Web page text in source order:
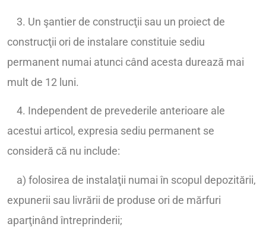
3. Un şantier de construcţii sau un proiect de
construcţii ori de instalare constituie sediu
permanent numai atunci când acesta durează mai
mult de 12 luni.
4. Independent de prevederile anterioare ale
acestui articol, expresia sediu permanent se
consideră că nu include:
a) folosirea de instalaţii numai în scopul depozitării,
expunerii sau livrării de produse ori de mărfuri
aparţinând întreprinderii;